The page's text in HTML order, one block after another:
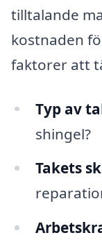
tilltalande
kostnaden
faktorer att
Typ av
shingel?
Takets